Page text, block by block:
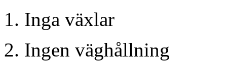
Inga växlar
Ingen väghållning